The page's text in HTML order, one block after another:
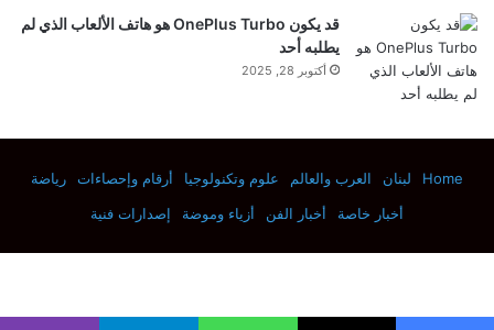
ديلبروك (واقفًا) ولوريا (جالسًا) يفحصان طبق بتري
الثنائي في المختبر في ديسمبر 1940، وسيبدآن
تعاونًا في دراسة البكتيريا والعاثيات، مما أكسبهما
قد يكون OnePlus Turbo هو هاتف الألعاب الذي لم
يطلبه أحد
أكتوبر 28, 2025
Home لبنان العرب والعالم علوم وتكنولوجيا أرقام وإحصاءات
رياضة
أخبار خاصة
أخبار الفن أزياء وموضة إصدارات فنية